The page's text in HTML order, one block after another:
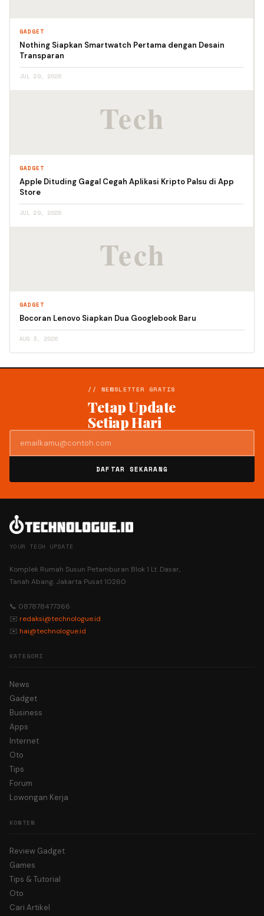
GADGET
Nothing Siapkan Smartwatch Pertama dengan Desain
Transparan
JUL 29, 2026
GADGET
Apple Dituding Gagal Cegah Aplikasi Kripto Palsu di App
Store
JUL 29, 2026
GADGET
Bocoran Lenovo Siapkan Dua Googlebook Baru
AUG 3, 2026
// NEWSLETTER GRATIS
Tetap Update
Setiap Hari
DAFTAR SEKARANG
YOUR TECH UPDATE
Komplek Rumah Susun Petamburan Blok 1 Lt. Dasar,
Tanah Abang, Jakarta Pusat 10260
📞 087878477366
✉️ redaksi@technologue.id
✉️ hai@technologue.id
KATEGORI
News
Gadget
Business
Apps
Internet
Oto
Tips
Forum
Lowongan Kerja
KONTEN
Review Gadget
Games
Tips & Tutorial
Oto
Cari Artikel